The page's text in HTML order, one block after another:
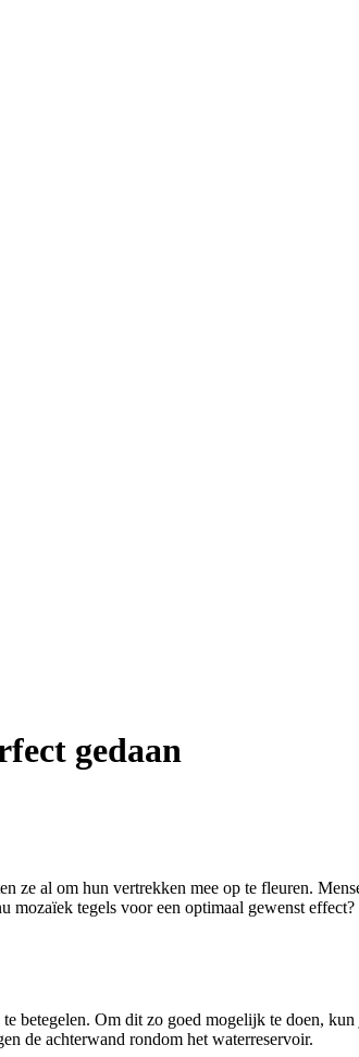
gedaan
ze al om hun vertrekken mee op te fleuren.
tegels voor een optimaal gewenst
betegelen. Om dit zo goed mogelijk te doen,
de achterwand rondom het waterreservoir.